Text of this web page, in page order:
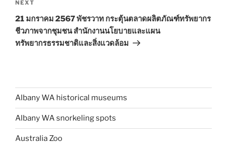
Next
Post
NEXT
21 มกราคม 2567 พัชรวาท กระตุ้นตลาดผลิตภัณฑ์ทรัพยากร
ชีวภาพจากชุมชน สำนักงานนโยบายและแผน
ทรัพยากรธรรมชาติและสิ่งแวดล้อม
Albany WA historical museums
Albany WA snorkeling spots
Australia Zoo